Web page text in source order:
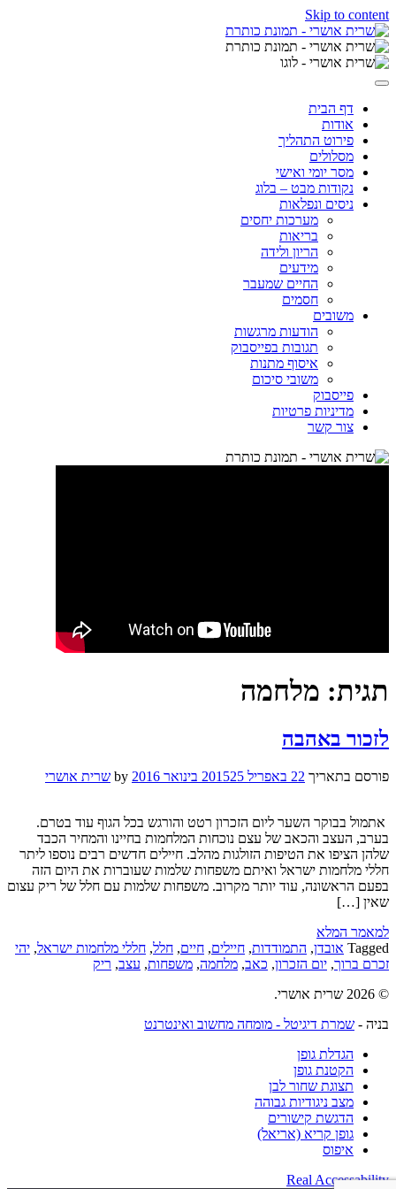
Skip to content
דף הבית
אודות
פירוט התהליך
מסלולים
מסר יומי ואישי
נקודות מבט – בלוג
ניסים ונפלאות
מערכות יחסים
בריאות
הריון ולידה
מידעים
החיים שמעבר
חסמים
משובים
הודעות מרגשות
תגובות בפייסבוק
איסוף מתנות
משובי סיכום
פייסבוק
מדיניות פרטיות
צור קשר
תגית: מלחמה
לזכור באהבה
פורסם בתאריך 22 באפריל 2015 25 בינואר 2016 שרית אושרי
אתמול בבוקר השער ליום הזכרון רטט והורגש בכל הגוף עוד בטרם.
בערב, העצב והכאב של עצם נוכחות המלחמות בחיינו והמחיר הכבד
שלהן הציפו את הטיפות הזולגות מהלב. חיילים חדשים רבים נוספו ליתר
חללי מלחמות ישראל ואיתם משפחות שלמות שעוברות את היום הזה
בפעם הראשונה, עוד יותר מקרוב. משפחות שלמות עם חלל של ריק עצום
שאין […]
למאמר המלא
Tagged אובדן, התמודדות, חיילים, חיים, חלל, חללי מלחמות ישראל, יהי
זכרם ברוך, יום הזכרון, כאב, מלחמה, משפחות, עצב, ריק
© 2026 שרית אושרי.
בניה - שמרת דיגיטל - מומחה מחשוב ואינטרנט
הגדלת גופן
הקטנת גופן
תצוגת שחור לבן
מצב ניגודיות גבוהה
הדגשת קישורים
גופן קריא (אריאל)
איפוס
Real Accessability